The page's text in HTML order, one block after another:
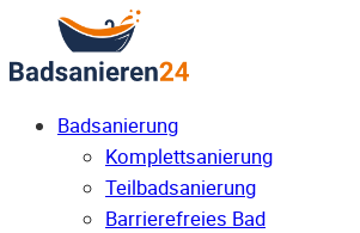
Badsanierung
Komplettsanierung
Teilbadsanierung
Barrierefreies Bad